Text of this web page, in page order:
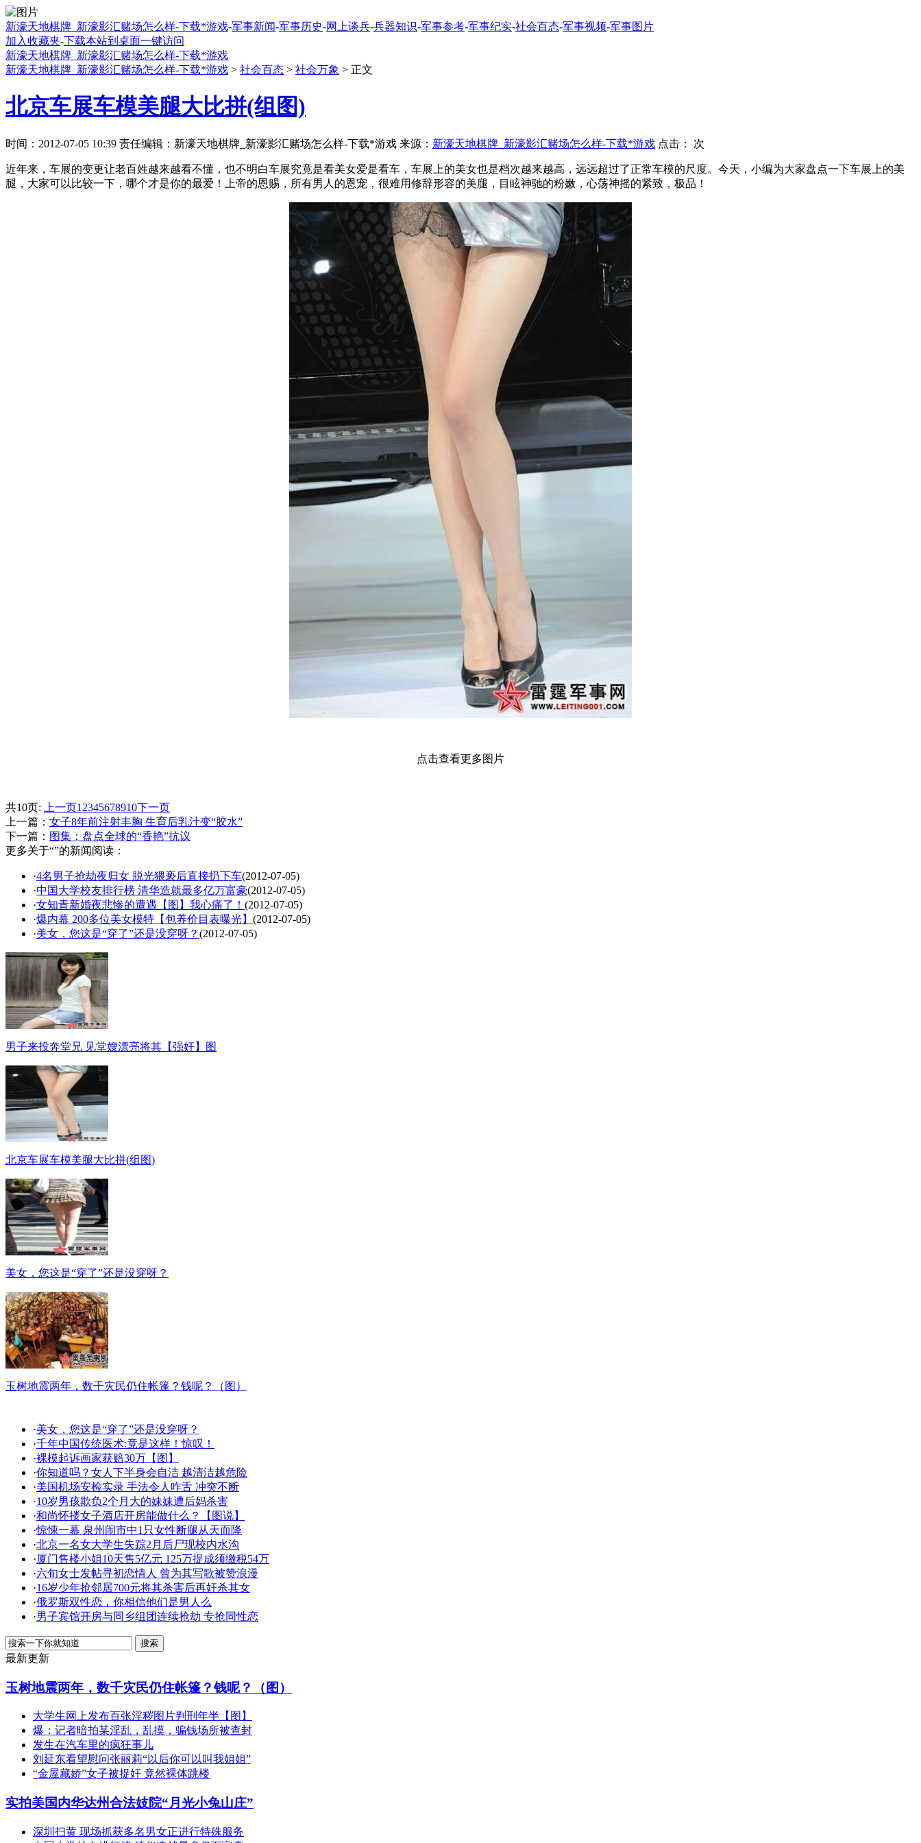
新濠天地棋牌_新濠影汇赌场怎么样-下载*游戏-军事新闻-军事历史-网上谈兵-兵器知识-军事参考-军事纪实-社会百态-军事视频-军事图片
加入收藏夹-下载本站到桌面一键访问
新濠天地棋牌_新濠影汇赌场怎么样-下载*游戏
新濠天地棋牌_新濠影汇赌场怎么样-下载*游戏 > 社会百态 > 社会万象 > 正文
北京车展车模美腿大比拼(组图)
时间：2012-07-05 10:39 责任编辑：新濠天地棋牌_新濠影汇赌场怎么样-下载*游戏 来源： 新濠天地棋牌_新濠影汇赌场怎么样-下载*游戏 点击： 次
近年来，车展的变更让老百姓越来越看不懂，也不明白车展究竟是看美女爱是看车，车展上的美女也是档次越来越高，远远超过了正常车模的尺度。今天，小编为大家盘点一下车展上的美
腿，大家可以比较一下，哪个才是你的最爱！上帝的恩赐，所有男人的恩宠，很难用修辞形容的美腿，目眩神驰的粉嫩，心荡神摇的紧致，极品！
点击查看更多图片
共10页: 上一页1 2345678910下一页
上一篇： 女子8年前注射丰胸 生育后乳汁变“胶水”
下一篇： 图集：盘点全球的“香艳”抗议
更多关于“”的新闻阅读：
·4名男子抢劫夜归女 脱光猥亵后直接扔下车(2012-07-05)
·中国大学校友排行榜 清华造就最多亿万富豪(2012-07-05)
·女知青新婚夜悲惨的遭遇【图】我心痛了！ (2012-07-05)
·爆内幕 200多位美女模特【包养价目表曝光】 (2012-07-05)
·美女，您这是“穿了”还是没穿呀？ (2012-07-05)
男子来投奔堂兄 见堂嫂漂亮将其【强奸】图
北京车展车模美腿大比拼(组图)
美女，您这是“穿了”还是没穿呀？
玉树地震两年，数千灾民仍住帐篷？钱呢？（图）
·美女，您这是“穿了”还是没穿呀？
·千年中国传统医术:竟是这样！惊叹！
·裸模起诉画家获赔30万【图】
·你知道吗？女人下半身会自洁 越清洁越危险
·美国机场安检实录 手法令人咋舌 冲突不断
·10岁男孩欺负2个月大的妹妹遭后妈杀害
·和尚怀搂女子酒店开房能做什么？【图说】
·惊悚一幕 泉州闹市中1只女性断腿从天而降
·北京一名女大学生失踪2月后尸现校内水沟
·厦门售楼小姐10天售5亿元 125万提成须缴税54万
·六旬女士发帖寻初恋情人 曾为其写歌被赞浪漫
·16岁少年抢邻居700元将其杀害后再奸杀其女
·俄罗斯双性恋，你相信他们是男人么
·男子宾馆开房与同乡组团连续抢劫 专抢同性恋
最新更新
玉树地震两年，数千灾民仍住帐篷？钱呢？（图）
大学生网上发布百张淫秽图片判刑年半【图】
爆：记者暗拍某淫乱，乱摸，骗钱场所被查封
发生在汽车里的疯狂事儿
刘延东看望慰问张丽莉“以后你可以叫我姐姐”
“金屋藏娇”女子被捉奸 竟然裸体跳楼
实拍美国内华达州合法妓院“月光小兔山庄”
深圳扫黄 现场抓获多名男女正进行特殊服务